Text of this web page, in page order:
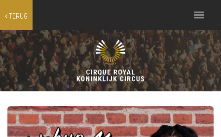
TERUG
Toggle
navigation